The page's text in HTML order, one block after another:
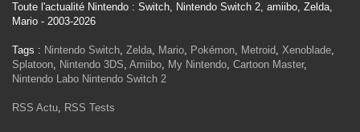
Toute l'actualité Nintendo : Switch, Nintendo Switch 2, amiibo, Zelda,
Mario - 2003-2026
Tags : Nintendo Switch, Zelda, Mario, Pokémon, Metroid, Xenoblade,
Splatoon, Nintendo 3DS, Amiibo, My Nintendo, Cartoon Master,
Nintendo Labo Nintendo Switch 2
RSS Actu, RSS Tests